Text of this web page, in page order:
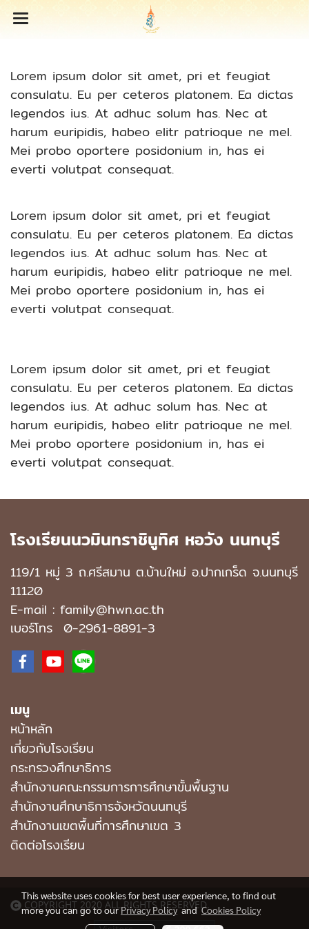
Lorem ipsum dolor sit amet, pri et feugiat
consulatu. Eu per ceteros platonem. Ea dictas
legendos ius. At adhuc solum has. Nec at
harum euripidis, habeo elitr patrioque ne mel.
Mei probo oportere posidonium in, has ei
everti volutpat consequat.
Lorem ipsum dolor sit amet, pri et feugiat
consulatu. Eu per ceteros platonem. Ea dictas
legendos ius. At adhuc solum has. Nec at
harum euripidis, habeo elitr patrioque ne mel.
Mei probo oportere posidonium in, has ei
everti volutpat consequat.
Lorem ipsum dolor sit amet, pri et feugiat
consulatu. Eu per ceteros platonem. Ea dictas
legendos ius. At adhuc solum has. Nec at
harum euripidis, habeo elitr patrioque ne mel.
Mei probo oportere posidonium in, has ei
everti volutpat consequat.
โรงเรียนนวมินทราชินูทิศ หอวัง นนทบุรี
119/1 หมู่ 3 ถ.ศรีสมาน ต.บ้านใหม่ อ.ปากเกร็ด จ.นนทบุรี
11120
E-mail : family@hwn.ac.th
เบอร์โทร 0-2961-8891-3
เมนู
หน้าหลัก
เกี่ยวกับโรงเรียน
กระทรวงศึกษาธิการ
สำนักงานคณะกรรมการการศึกษาขั้นพื้นฐาน
สำนักงานศึกษาธิการจังหวัดนนทบุรี
สำนักงานเขตพื้นที่การศึกษาเขต 3
ติดต่อโรงเรียน
COPYRIGHT 2020 ALL RIGHTS RESERVED.
This website uses cookies for best user experience, to find out
more you can go to ourPrivacy PolicyandCookies Policy